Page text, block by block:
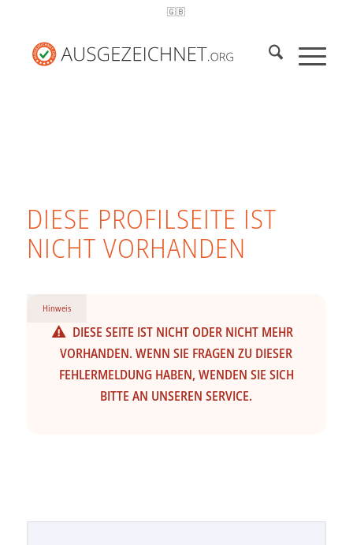
🇬🇧
DIESE PROFILSEITE IST
NICHT VORHANDEN
Hinweis
DIESE SEITE IST NICHT ODER NICHT MEHR
VORHANDEN. WENN SIE FRAGEN ZU DIESER
FEHLERMELDUNG HABEN, WENDEN SIE SICH
BITTE AN UNSEREN SERVICE.